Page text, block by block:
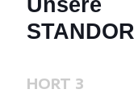
Unsere
HORT 3